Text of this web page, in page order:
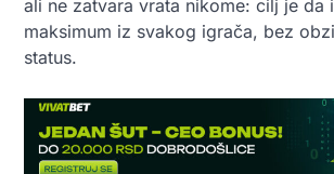
ali ne zatvara vrata nikome: cilj je da
maksimum iz svakog igrača, bez
status.